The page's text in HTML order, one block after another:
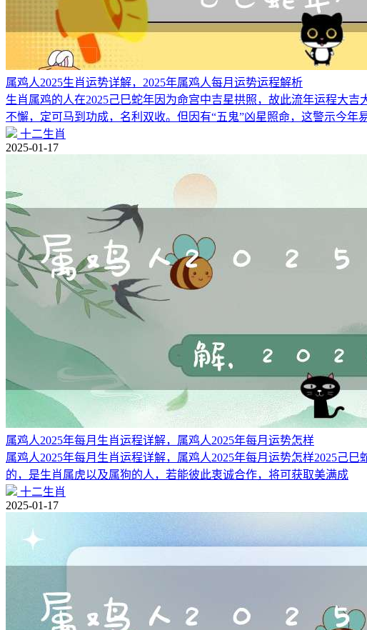
属鸡人2025生肖运势详解，2025年属鸡人每月运势运程解析
生肖属鸡的人在2025己巳蛇年因为命宫中吉星拱照，故此流年运程大
不懈，定可马到功成，名利双收。但因有“五鬼”凶星照命，这警示今年
十二生肖
2025-01-17
属鸡人2025年每月生肖运程详解，属鸡人2025年每月运势怎样
属鸡人2025年每月生肖运程详解，属鸡人2025年每月运势怎样2025己
的，是生肖属虎以及属狗的人，若能彼此衷诚合作，将可获取美满成
十二生肖
2025-01-17